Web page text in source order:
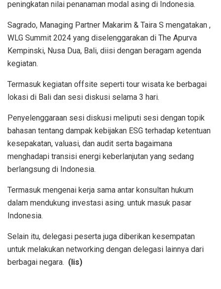
peningkatan nilai penanaman modal asing di Indonesia.
Sagrado, Managing Partner Makarim & Taira S mengatakan ,
WLG Summit 2024 yang diselenggarakan di The Apurva
Kempinski, Nusa Dua, Bali, diisi dengan beragam agenda
kegiatan.
Termasuk kegiatan offsite seperti tour wisata ke berbagai
lokasi di Bali dan sesi diskusi selama 3 hari.
Penyelenggaraan sesi diskusi meliputi sesi dengan topik
bahasan tentang dampak kebijakan ESG terhadap ketentuan
kesepakatan, valuasi, dan audit serta bagaimana
menghadapi transisi energi keberlanjutan yang sedang
berlangsung di Indonesia.
Termasuk mengenai kerja sama antar konsultan hukum
dalam mendukung investasi asing. untuk masuk pasar
Indonesia.
Selain itu, delegasi peserta juga diberikan kesempatan
untuk melakukan networking dengan delegasi lainnya dari
berbagai negara. (lis)